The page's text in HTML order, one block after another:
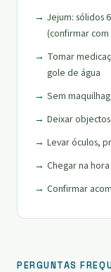
Jejum: sólidos
(confirmar com
Tomar
gole de água
Sem
Deixar
Levar óculos,
Chegar na
Confirmar
PERGUNTAS